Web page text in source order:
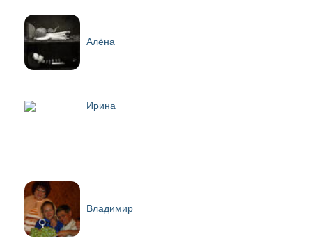
Алёна
Ирина
Владимир